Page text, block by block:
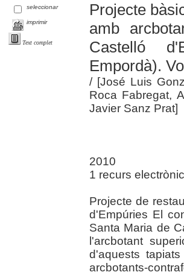
seleccionar
imprimir
Text complet
Projecte
amb
Castelló
Empordà).
/ [José Luis
Roca Fabregat,
Javier Sanz Prat]
2010
1 recurs
Projecte de
d'Empúries El
Santa Maria de
l'arcbotant
d'aquests
arcbotants-